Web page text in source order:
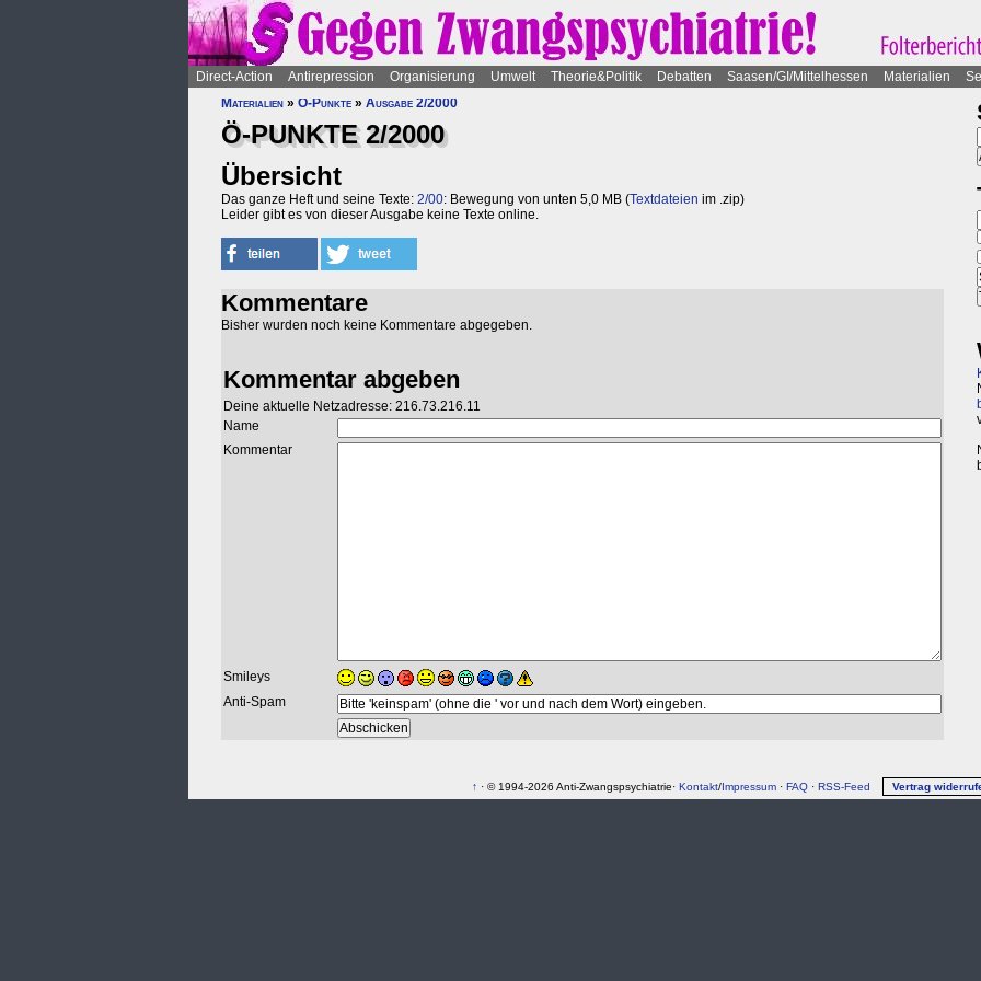
Direct-Action Antirepression Organisierung Umwelt Theorie&Politik Debatten Saasen/GI/Mittelhessen Materialien
Materialien » Ö-Punkte » Ausgabe 2/2000
Ö-PUNKTE 2/2000
Übersicht
Das ganze Heft und seine Texte: 2/00: Bewegung von unten 5,0 MB (Textdateien im .zip)
Leider gibt es von dieser Ausgabe keine Texte online.
Kommentare
Bisher wurden noch keine Kommentare abgegeben.
Kommentar abgeben
Deine aktuelle Netzadresse: 216.73.216.11
Name
Kommentar
Smileys
Anti-Spam
↑ · © 1994-2026 Anti-Zwangspsychiatrie· Kontakt/Impressum· FAQ· RSS-Feed Vertrag